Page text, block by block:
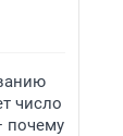
число
почему